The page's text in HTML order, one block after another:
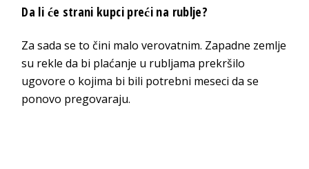
Da li će strani kupci preći na rublje?
Za sada se to čini malo verovatnim. Zapadne zemlje
su rekle da bi plaćanje u rubljama prekršilo
ugovore o kojima bi bili potrebni meseci da se
ponovo pregovaraju.